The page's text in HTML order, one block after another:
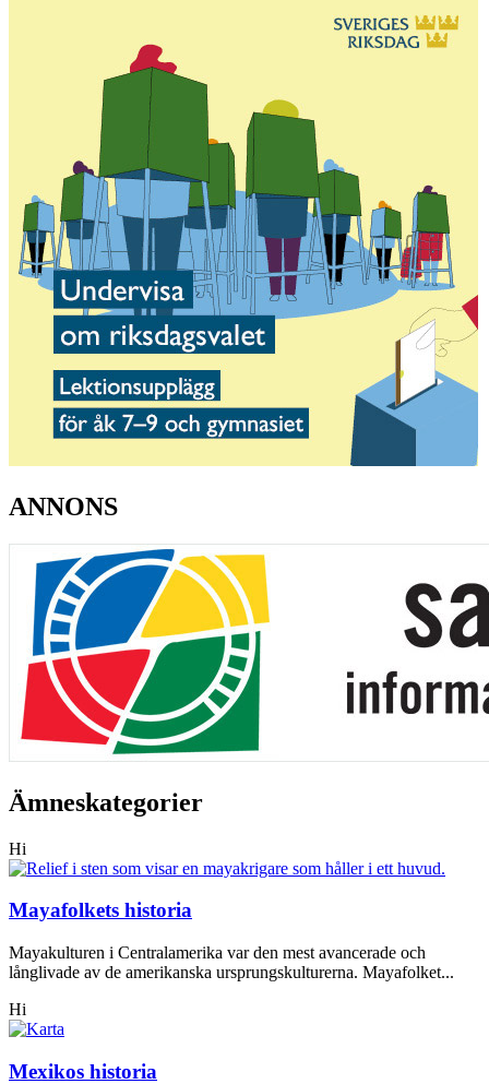
ANNONS
Ämneskategorier
Hi
Mayafolkets historia
Mayakulturen i Centralamerika var den mest avancerade och
långlivade av de amerikanska ursprungskulturerna. Mayafolket...
Hi
Mexikos historia